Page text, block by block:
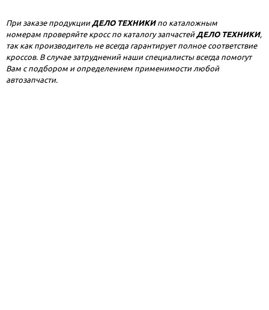
При заказе продукции ДЕЛО ТЕХНИКИпо каталожным
номерам проверяйте кросс по каталогу запчастейДЕЛО ТЕХНИКИ,
так как производитель не всегда гарантирует полное соответствие
кроссов. В случае затруднений наши специалисты всегда помогут
Вам с подбором и определением применимости любой
автозапчасти.